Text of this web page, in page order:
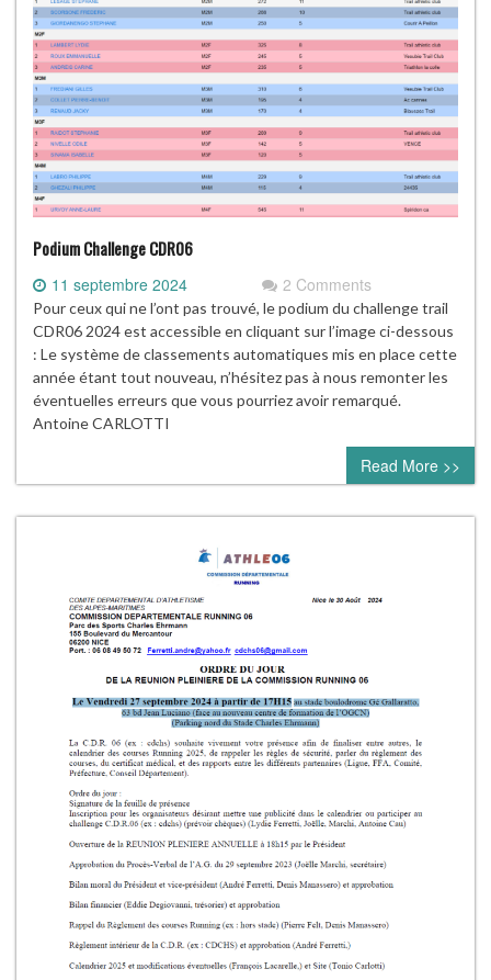
Podium Challenge CDR06
11 septembre 2024 2 Comments
Pour ceux qui ne l’ont pas trouvé, le podium du challenge trail
CDR06 2024 est accessible en cliquant sur l’image ci-dessous
: Le système de classements automatiques mis en place cette
année étant tout nouveau, n’hésitez pas à nous remonter les
éventuelles erreurs que vous pourriez avoir remarqué.
Antoine CARLOTTI
Read More >>